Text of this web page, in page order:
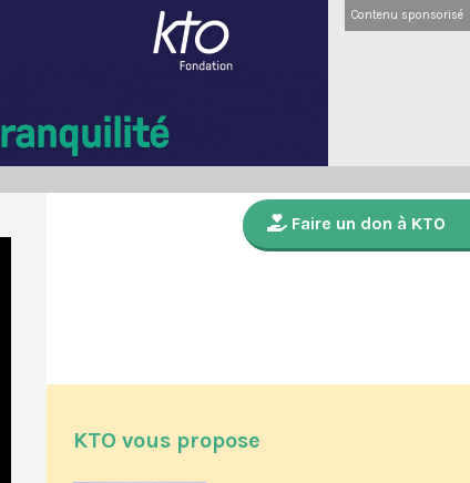
Contenu sponsorisé
Faire un don à KTO
KTO vous propose